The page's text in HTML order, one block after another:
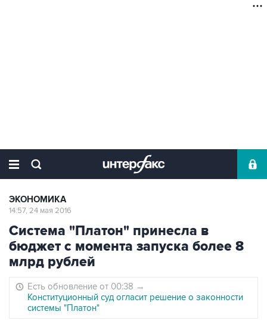
ЭКОНОМИКА
14:57, 24 мая 2016
Система "Платон" принесла в
бюджет с момента запуска более 8
млрд рублей
Есть обновление от 00:38 →
Конституционный суд огласит решение о законности
системы "Платон"